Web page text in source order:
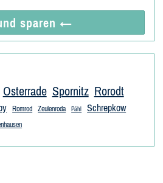
sparen ←
Osterrade Spornitz Rorodt
Romrod Zeulenroda Pähl Schrepkow